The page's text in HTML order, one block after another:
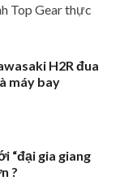
Top Gear thực
H2R đua
máy bay
“đại gia giang
?